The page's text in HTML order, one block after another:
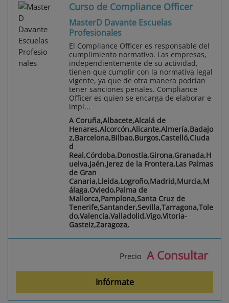
Curso de Compliance Officer
MasterD Davante Escuelas
Profesionales
El Compliance Officer es responsable del
cumplimiento normativo. Las empresas,
independientemente de su actividad,
tienen que cumplir con la normativa legal
vigente, ya que de otra manera podrían
tener sanciones penales. Compliance
Officer es quien se encarga de elaborar e
impl...
A Coruña,Albacete,Alcalá de
Henares,Alcorcón,Alicante,Almería,Badajo
z,Barcelona,Bilbao,Burgos,Castelló,Ciuda
d
Real,Córdoba,Donostia,Girona,Granada,H
uelva,Jaén,Jerez de la Frontera,Las Palmas
de Gran
Canaria,Lleida,Logroño,Madrid,Murcia,M
álaga,Oviedo,Palma de
Mallorca,Pamplona,Santa Cruz de
Tenerife,Santander,Sevilla,Tarragona,Tole
do,Valencia,Valladolid,Vigo,Vitoria-
Gasteiz,Zaragoza,
Precio A Consultar
Infórmate